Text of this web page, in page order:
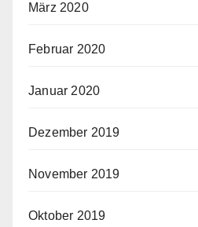
März 2020
Februar 2020
Januar 2020
Dezember 2019
November 2019
Oktober 2019